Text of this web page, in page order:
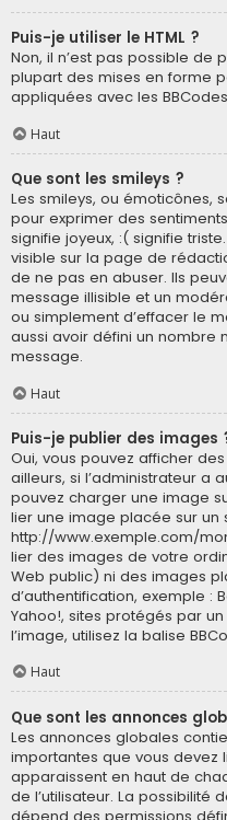
Puis-je utiliser le HTML ?
Non, il n’est pas possible de
plupart des mises en forme
appliquées avec les
Haut
Que sont les smileys ?
Les smileys, ou émoticônes,
pour exprimer des
signifie joyeux, :( signifie
visible sur la page de
de ne pas en abuser. Ils
message illisible et un
ou simplement d’effacer le
aussi avoir défini un nombre
message.
Haut
Puis-je publier des images
Oui, vous pouvez afficher
ailleurs, si l’administrateur a
pouvez charger une image
lier une image placée sur un
http://www.exemple.com/
lier des images de votre
Web public) ni des images
d’authentification, exemple :
Yahoo!, sites protégés par
l’image, utilisez la balise
Haut
Que sont les annonces
Les annonces globales
importantes que vous devez
apparaissent en haut de
de l’utilisateur. La possibilité
dépend des permissions